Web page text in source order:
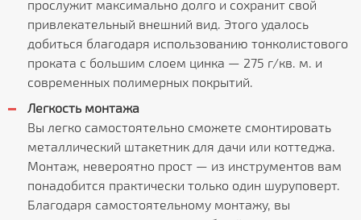
прослужит максимально долго и сохранит свой
привлекательный внешний вид. Этого удалось
добиться благодаря использованию тонколистового
проката с большим слоем цинка — 275 г/кв. м. и
современных полимерных покрытий.
Легкость монтажа
Вы легко самостоятельно сможете смонтировать
металлический штакетник для дачи или коттеджа.
Монтаж, невероятно прост — из инструментов вам
понадобится практически только один шуруповерт.
Благодаря самостоятельному монтажу, вы